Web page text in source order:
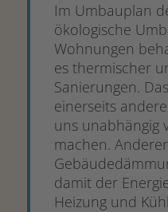
Im Umbauplan
ökologische
Wohnungen
es thermischer
Sanierungen.
einerseits
uns unabhängig
machen.
damit der
Heizung und